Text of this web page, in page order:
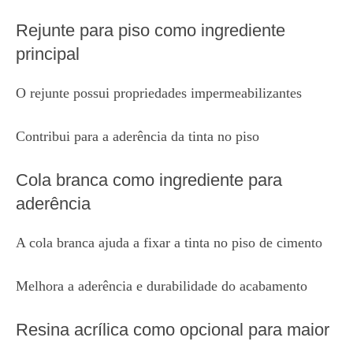
Rejunte para piso como ingrediente
principal
O rejunte possui propriedades impermeabilizantes
Contribui para a aderência da tinta no piso
Cola branca como ingrediente para
aderência
A cola branca ajuda a fixar a tinta no piso de cimento
Melhora a aderência e durabilidade do acabamento
Resina acrílica como opcional para maior